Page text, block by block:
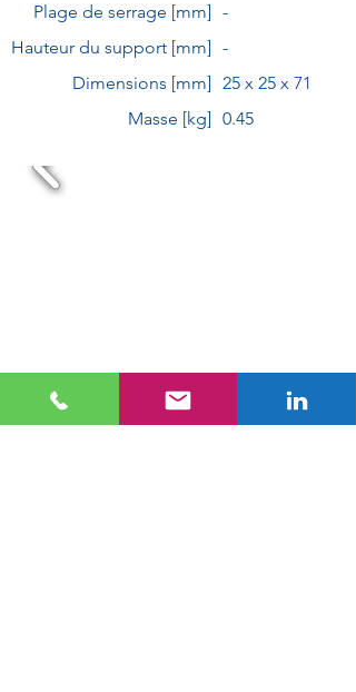
Plage de serrage [mm] -
Hauteur du support [mm] -
Dimensions [mm] 25 x 25 x 71
Masse [kg] 0.45